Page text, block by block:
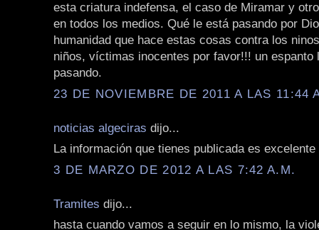
esta criatura indefensa, el caso de Miramar y
en todos los medios. Qué le está pasando por
humanidad que hace estas cosas contra los
niños, víctimas inocentes por favor!!! un espanto
pasando.
23 DE NOVIEMBRE DE 2011 A LAS 11:44
noticias algeciras dijo...
La información que tienes publicada es excelente
3 DE MARZO DE 2012 A LAS 7:42 A.M.
Tramites dijo...
hasta cuando vamos a seguir en lo mismo, la